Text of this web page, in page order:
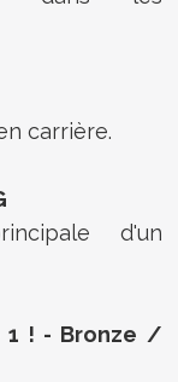
carrière.
d'un
1 ! - Bronze /